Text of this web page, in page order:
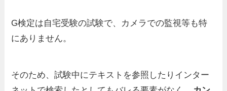
G検定は自宅受験の試験で、カメラでの監視等も特
にありません。
そのため、試験中にテキストを参照したりインター